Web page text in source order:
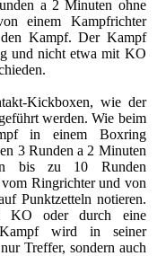
a 2 Minuten ohne
einem Kampfrichter
Kampf. Der Kampf
und nicht etwa mit KO
Kickboxen, wie der
werden. Wie beim
in einem Boxring
3 Runden a 2 Minuten
bis zu 10 Runden
Ringrichter und von
Punktzetteln notieren.
KO oder durch eine
Kampf wird in seiner
Treffer, sondern auch